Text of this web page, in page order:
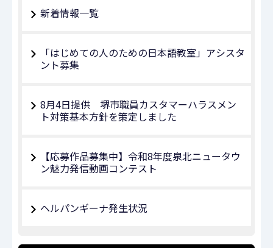
新着情報一覧
「はじめての人のための日本語教室」アシスタ
ント募集
8月4日提供 堺市職員カスタマーハラスメン
ト対策基本方針を策定しました
【応募作品募集中】令和8年度泉北ニュータウ
ン魅力発信動画コンテスト
ヘルパンギーナ発生状況